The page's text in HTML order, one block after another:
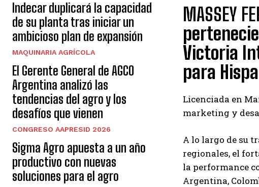
Indecar duplicará la capacidad
de su planta tras iniciar un
ambicioso plan de expansión
MAQUINARIA AGRÍCOLA
El Gerente General de AGCO
Argentina analizó las
tendencias del agro y los
desafíos que vienen
CONGRESO AAPRESID 2026
Sigma Agro apuesta a un año
productivo con nuevas
soluciones para el agro
MASSEY
Victoria
para
Licenciada en
marketing y
A lo largo de su
regionales, el
la performance
Argentina,